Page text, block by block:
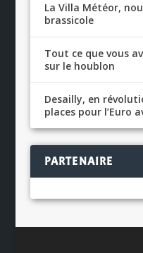
La Villa Météor,
brassicole
Tout ce que vous
sur le houblon
Desailly, en
places pour l’Euro
PARTENAIRE